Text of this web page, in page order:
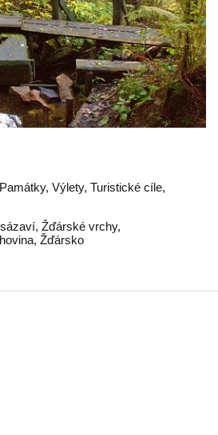
Výlety, Turistické cíle,
, Žďárské vrchy,
, Žďársko